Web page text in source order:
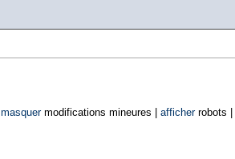
masquermodifications mineures | afficherrobots |